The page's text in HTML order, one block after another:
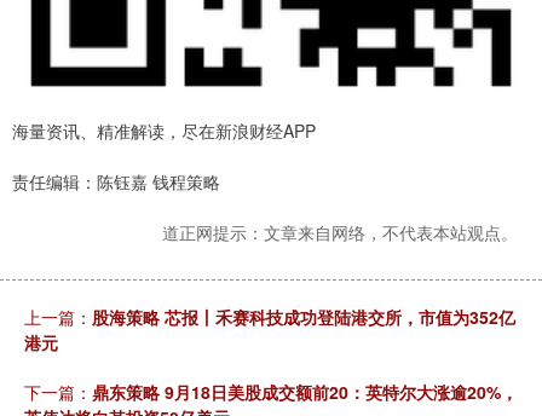
海量资讯、精准解读，尽在新浪财经APP
责任编辑：陈钰嘉 钱程策略
道正网提示：文章来自网络，不代表本站观点。
上一篇： 股海策略 芯报丨禾赛科技成功登陆港交所，市值为352亿
港元
下一篇： 鼎东策略 9月18日美股成交额前20：英特尔大涨逾20%，